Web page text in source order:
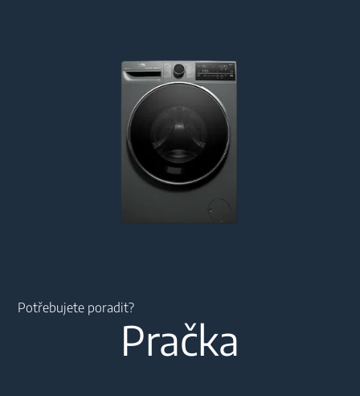
Potřebujete poradit?
Pračka